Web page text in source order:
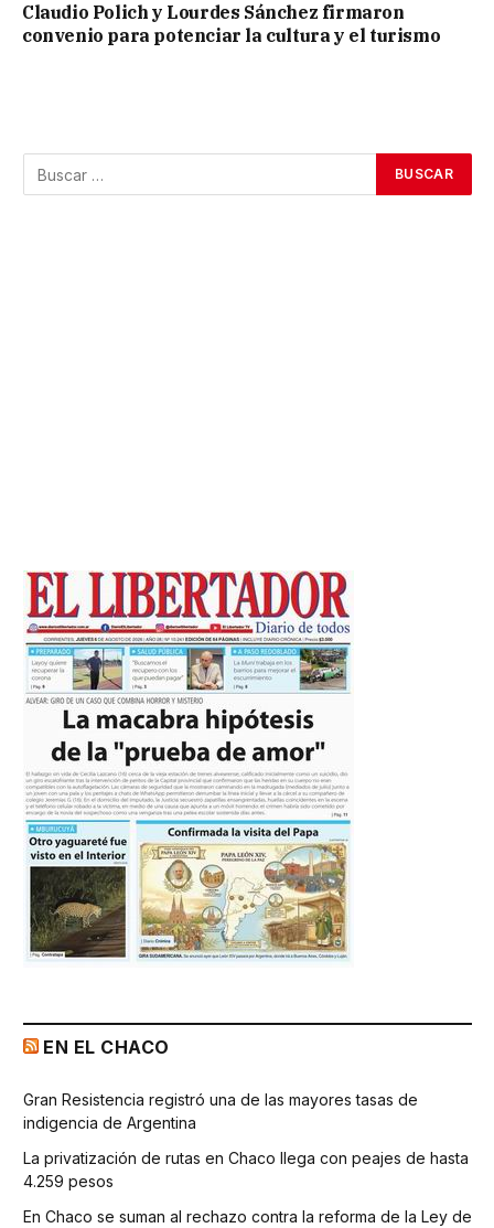
Claudio Polich y Lourdes Sánchez firmaron
convenio para potenciar la cultura y el turismo
EN EL CHACO
Gran Resistencia registró una de las mayores tasas de
indigencia de Argentina
La privatización de rutas en Chaco llega con peajes de hasta
4.259 pesos
En Chaco se suman al rechazo contra la reforma de la Ley de